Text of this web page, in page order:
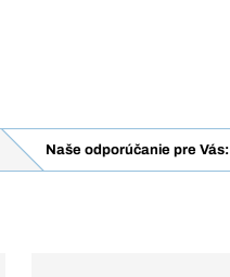
Naše odporúčanie pre Vás: